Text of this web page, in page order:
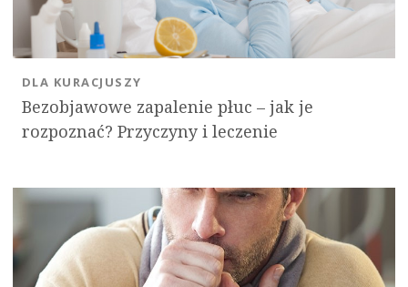
Bezobjawowe zapalenie płuc – jak je
rozpoznać? Przyczyny i leczenie
DLA KURACJUSZY